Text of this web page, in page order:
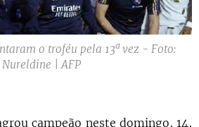
o troféu pela 13ª vez - Foto:
Nureldine | AFP
campeão neste domingo, 14,